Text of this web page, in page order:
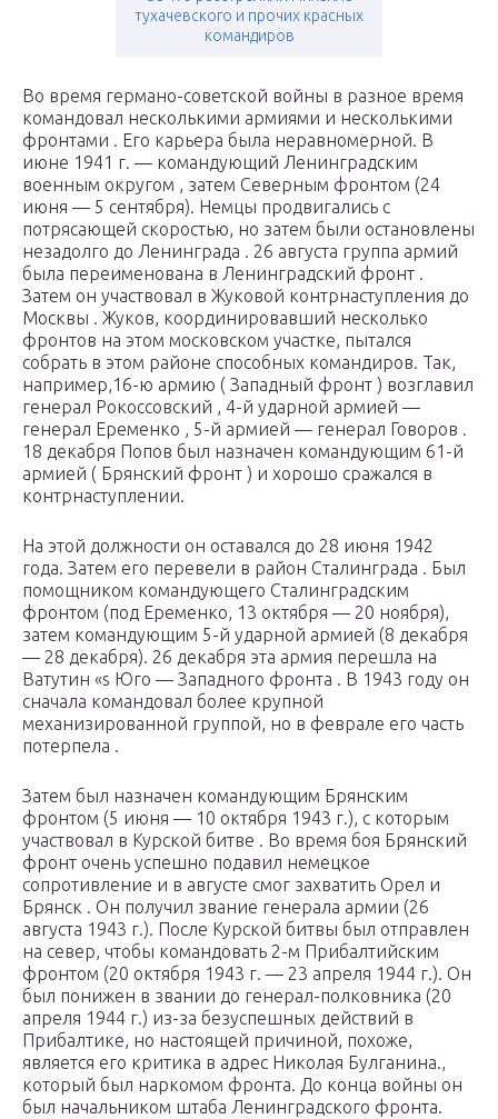
тухачевского и прочих красных
командиров
Во время германо-советской войны в разное время
командовал несколькими армиями и несколькими
фронтами . Его карьера была неравномерной. В
июне 1941 г. — командующий Ленинградским
военным округом , затем Северным фронтом (24
июня — 5 сентября). Немцы продвигались с
потрясающей скоростью, но затем были остановлены
незадолго до Ленинграда . 26 августа группа армий
была переименована в Ленинградский фронт .
Затем он участвовал в Жуковой контрнаступления до
Москвы . Жуков, координировавший несколько
фронтов на этом московском участке, пытался
собрать в этом районе способных командиров. Так,
например,16-ю армию ( Западный фронт ) возглавил
генерал Рокоссовский , 4-й ударной армией —
генерал Еременко , 5-й армией — генерал Говоров .
18 декабря Попов был назначен командующим 61-й
армией ( Брянский фронт ) и хорошо сражался в
контрнаступлении.
На этой должности он оставался до 28 июня 1942
года. Затем его перевели в район Сталинграда . Был
помощником командующего Сталинградским
фронтом (под Еременко, 13 октября — 20 ноября),
затем командующим 5-й ударной армией (8 декабря
— 28 декабря). 26 декабря эта армия перешла на
Ватутин «s Юго — Западного фронта . В 1943 году он
сначала командовал более крупной
механизированной группой, но в феврале его часть
потерпела .
Затем был назначен командующим Брянским
фронтом (5 июня — 10 октября 1943 г.), с которым
участвовал в Курской битве . Во время боя Брянский
фронт очень успешно подавил немецкое
сопротивление и в августе смог захватить Орел и
Брянск . Он получил звание генерала армии (26
августа 1943 г.). После Курской битвы был отправлен
на север, чтобы командовать 2-м Прибалтийским
фронтом (20 октября 1943 г. — 23 апреля 1944 г.). Он
был понижен в звании до генерал-полковника (20
апреля 1944 г.) из-за безуспешных действий в
Прибалтике, но настоящей причиной, похоже,
является его критика в адрес Николая Булганина.,
который был наркомом фронта. До конца войны он
был начальником штаба Ленинградского фронта.